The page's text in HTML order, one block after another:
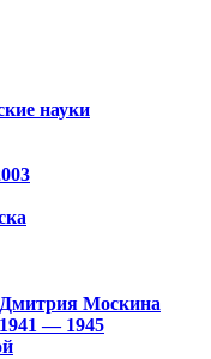
науки
Дмитрия Москина
— 1945